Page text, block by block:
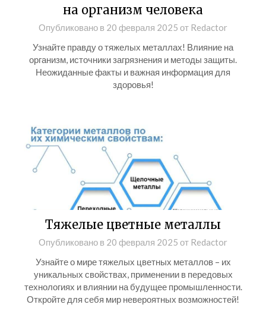
на организм человека
Опубликовано в 20 февраля 2025 от Redactor
Узнайте правду о тяжелых металлах! Влияние на
организм, источники загрязнения и методы защиты.
Неожиданные факты и важная информация для
здоровья!
Тяжелые цветные металлы
Опубликовано в 20 февраля 2025 от Redactor
Узнайте о мире тяжелых цветных металлов – их
уникальных свойствах, применении в передовых
технологиях и влиянии на будущее промышленности.
Откройте для себя мир невероятных возможностей!